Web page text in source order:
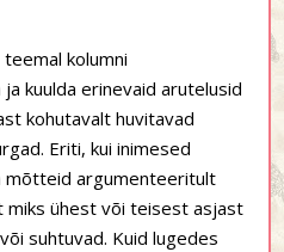
kolumni
kuulda erinevaid arutelusid
kohutavalt huvitavad
Eriti, kui inimesed
mõtteid argumenteeritult
miks ühest või teisest asjast
suhtuvad. Kuid lugedes